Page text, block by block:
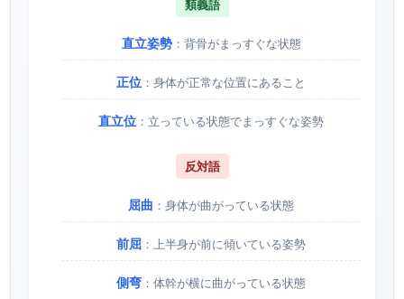
類義語
直立姿勢：背骨がまっすぐな状態
正位 ：身体が正常な位置にあること
直立位 ：立っている状態でまっすぐな姿勢
反対語
屈曲 ：身体が曲がっている状態
前屈 ：上半身が前に傾いている姿勢
側弯 ：体幹が横に曲がっている状態